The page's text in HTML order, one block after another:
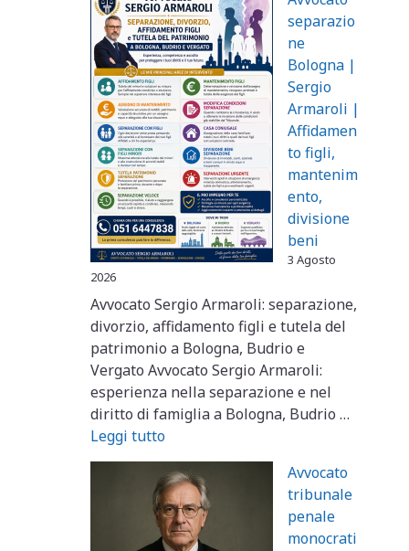
separazio
ne
Bologna |
Sergio
Armaroli |
Affidamen
to figli,
mantenim
ento,
divisione
beni
3 Agosto
2026
Avvocato Sergio Armaroli: separazione,
divorzio, affidamento figli e tutela del
patrimonio a Bologna, Budrio e
Vergato Avvocato Sergio Armaroli:
esperienza nella separazione e nel
diritto di famiglia a Bologna, Budrio …
Leggi tutto
Avvocato
tribunale
penale
monocrati